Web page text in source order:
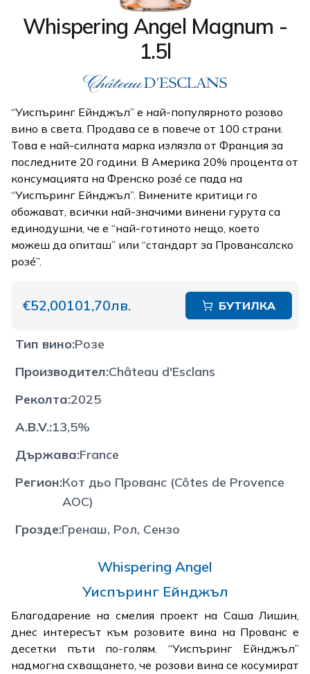
Whispering Angel Magnum -
1.5l
“Уиспъринг Ейнджъл” е най-популярното розово
вино в света. Продава се в повече от 100 страни.
Това е най-силната марка излязла от Франция за
последните 20 години. В Америка 20% процента от
консумацията на Френско розé се пада на
“Уиспъринг Ейнджъл”. Винените критици го
обожават, всички най-значими винени гурута са
единодушни, че е “най-готиното нещо, което
можеш да опиташ” или “стандарт за Провансалско
розé”.
€52,00101,70лв. БУТИЛКА
Тип вино:Розе
Производител:Château d'Esclans
Реколта:2025
A.B.V.:13,5%
Държава:France
Регион:Кот дьо Прованс (Côtes de Provence
AOC)
Грозде:Гренаш, Рол, Сензо
Whispering Angel
Уиспъринг Eйнджъл
Благодарение на смелия проект на Саша Лишин,
днес интересът към розовите вина на Прованс е
десетки пъти по-голям. “Уиспъринг Ейнджъл”
надмогна сxващането, че розови вина се косумират